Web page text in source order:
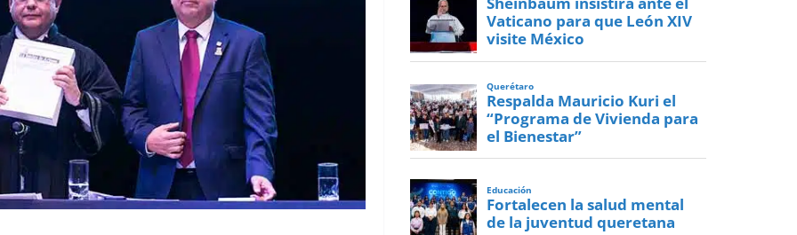
Vaticano para que León XIV
visite México
Querétaro
Respalda Mauricio Kuri el
“Programa de Vivienda para
el Bienestar”
Educación
Fortalecen la salud mental
de la juventud queretana